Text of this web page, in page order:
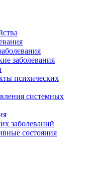
заболевания
психических
системных
заболеваний
состояния